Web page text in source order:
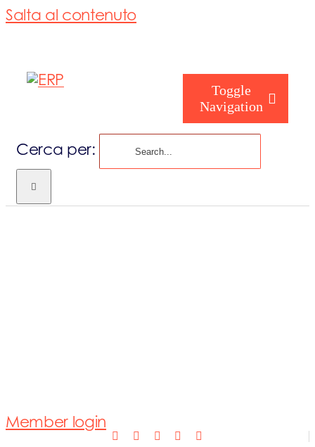
Salta al contenuto
Toggle
Navigation
Open Scope
Cerca per:
Member login